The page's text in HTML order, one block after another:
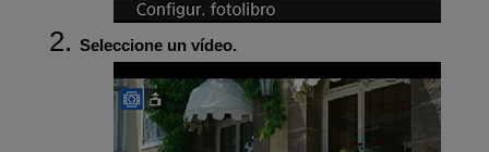
Seleccione un vídeo.